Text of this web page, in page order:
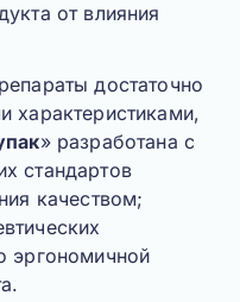
от влияния
достаточно
характеристиками,
» разработана с
стандартов
качеством;
эргономичной